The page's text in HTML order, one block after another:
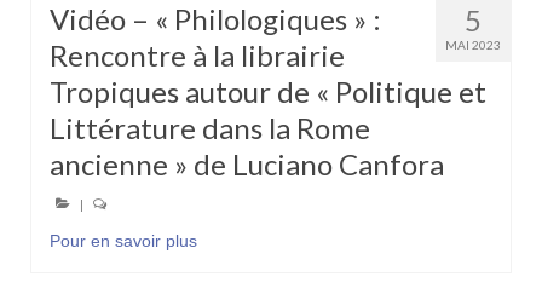
5
MAI 2023
Vidéo – « Philologiques » :
Rencontre à la librairie
Tropiques autour de « Politique et
Littérature dans la Rome
ancienne » de Luciano Canfora
|
Pour en savoir plus